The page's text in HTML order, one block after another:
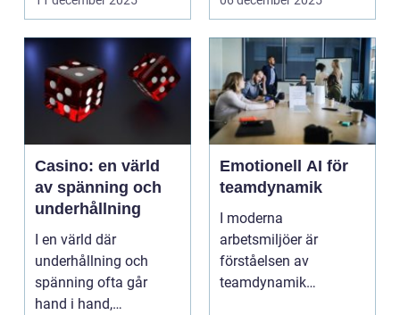
Casino: en värld
av spänning och
underhållning
I en värld där
underhållning och
spänning ofta går
hand i hand,
Emotionell AI för
teamdynamik
I moderna
arbetsmiljöer är
förståelsen av
teamdynamik